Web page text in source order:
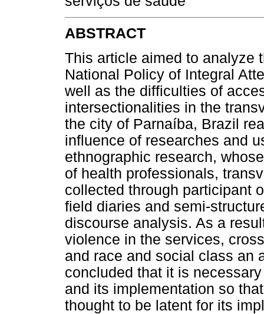
ABSTRACT
This article aimed to analyze
National Policy of Integral
well as the difficulties of
intersectionalities in the
the city of Parnaíba, Brazil
influence of researches and
ethnographic research,
of health professionals,
collected through participant
field diaries and semi-
discourse analysis. As a
violence in the services,
and race and social class an
concluded that it is
and its implementation so
thought to be latent for its